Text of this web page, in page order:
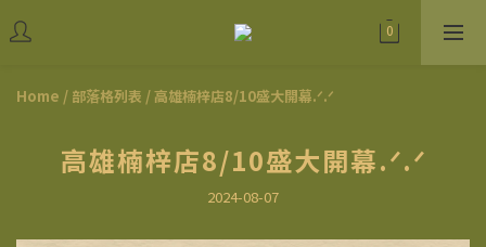
Home / 部落格列表 /高雄楠梓店8/10盛大開幕.ᐟ.ᐟ
高雄楠梓店8/10盛大開幕.ᐟ.ᐟ
2024-08-07